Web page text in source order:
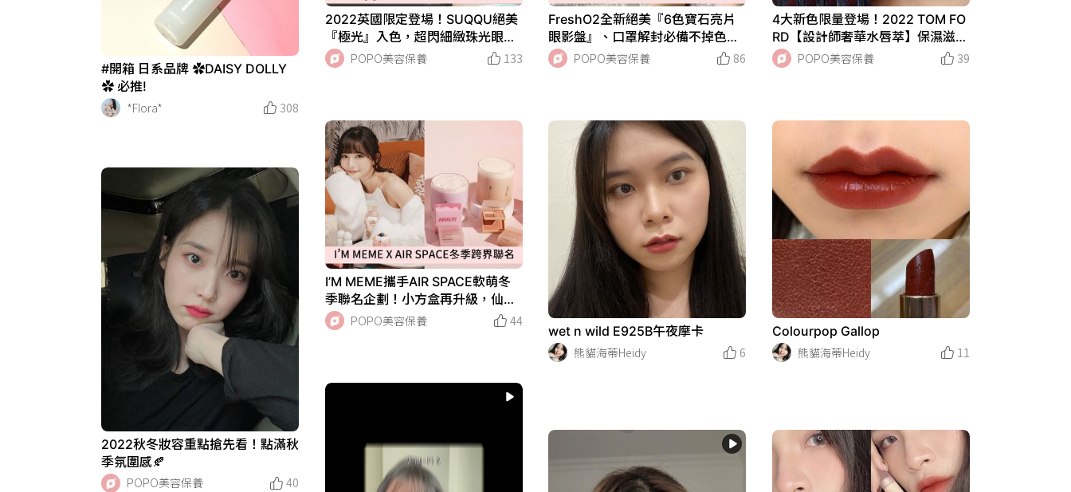
#開箱 日系品牌 ✿DAISY DOLLY
✿ 必推!
*Flora*
308
2022英國限定登場！SUQQU絕美
『極光』入色，超閃細緻珠光眼影
盤、初戀透明感凍傷腮紅必收！
POPO美容保養 133
FreshO2全新絕美『6色寶石亮片
眼影盤』、口罩解封必備不掉色
『質感霧唇釉』美出新高度！
POPO美容保養 86
4大新色限量登場！2022 TOM FO
RD【設計師奢華水唇萃】保濕滋潤
持久感，最美冬天新色『咖啡栗子
棕』不挑膚色超顯白
POPO美容保養 39
I’M MEME攜手AIR SPACE軟萌冬
季聯名企劃！小方盒再升級，仙氣
爆棚『紫芋色』、高級感眼妝首選
『溫柔奶咖色』
POPO美容保養 44
wet n wild E925B午夜摩卡
熊貓海蒂Heidy
6
Colourpop Gallop
熊貓海蒂Heidy
11
2022秋冬妝容重點搶先看！點滿秋
季氛圍感🍂
POPO美容保養
40